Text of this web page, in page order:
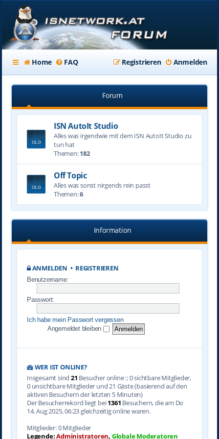
Home FAQ Anmelden
Registrieren
Forum
ISN AutoIt Studio
Alles was irgendwie mit dem ISN AutoIt Studio zu
tun hat
Themen:182
Off Topic
Alles was sonst nirgends rein passt
Themen:6
Information
ANMELDEN • REGISTRIEREN
Benutzername:
Passwort:
Ich habe mein Passwort vergessen
Angemeldet bleiben
WER IST ONLINE?
Insgesamt sind 21 Besucher online :: 0 sichtbare Mitglieder,
0 unsichtbare Mitglieder und 21 Gäste (basierend auf den
aktiven Besuchern der letzten 5 Minuten)
Der Besucherrekord liegt bei1361 Besuchern, die am Do
14. Aug 2025, 06:23 gleichzeitig online waren.
Mitglieder: 0 Mitglieder
Legende:Administratoren, Globale Moderatoren